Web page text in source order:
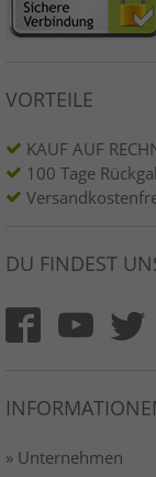
VORTEILE
KAUF AUF
100 Tage
DU FINDEST
» Unternehmen